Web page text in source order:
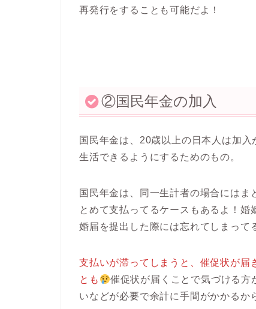
再発行をすることも可能だよ！
②国民年金の加入
国民年金は、20歳以上の日本人は加
生活できるようにするためのもの。
国民年金は、同一生計者の場合にはま
とめて支払ってるケースもあるよ！
婚届を提出した際には忘れてしまって
支払いが滞ってしまうと、催促状が届
とも
催促状が届くことで気づける方
いなどが必要で余計に手間がかかるか